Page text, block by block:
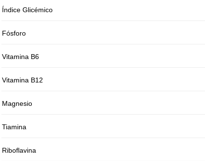
Índice Glicémico
Fósforo
Vitamina B6
Vitamina B12
Magnesio
Tiamina
Riboflavina